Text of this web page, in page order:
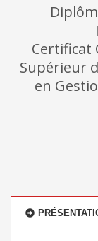
Certificat
Supérieur
en